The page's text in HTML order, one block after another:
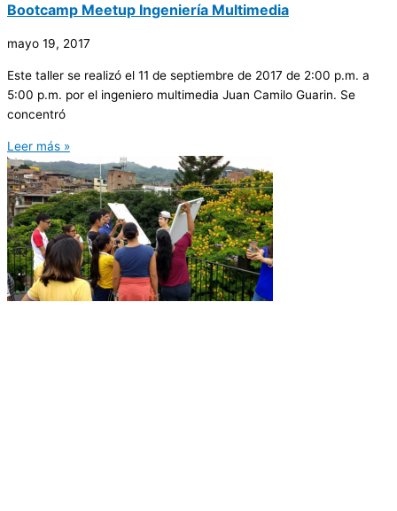
​Bootcamp​​ Meetup​ ​Ingeniería​ ​Multimedia
mayo 19, 2017
Este taller se realizó el 11 de septiembre de 2017 de 2:00 p.m. a
5:00 p.m. por el ingeniero multimedia Juan Camilo Guarin. Se
concentró
Leer más »